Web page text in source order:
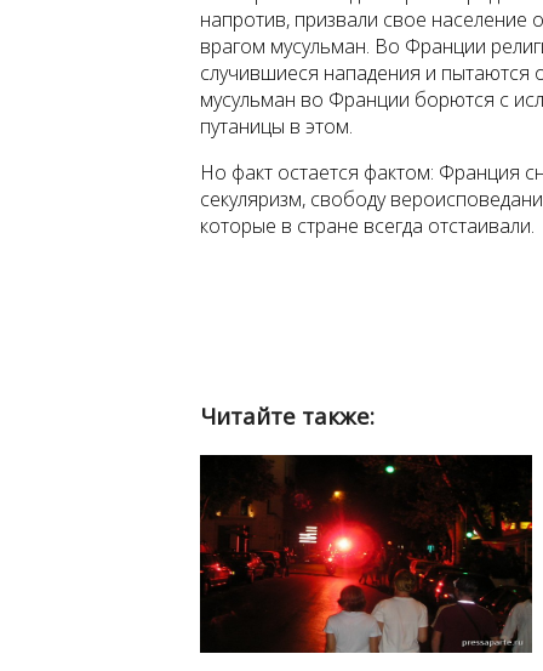
напротив, призвали свое
врагом мусульман. Во Франции
случившиеся нападения и
мусульман во Франции борются с
путаницы в этом.
Но факт остается фактом: Франция
секуляризм, свободу
которые в стране всегда отстаивали.
Читайте также: